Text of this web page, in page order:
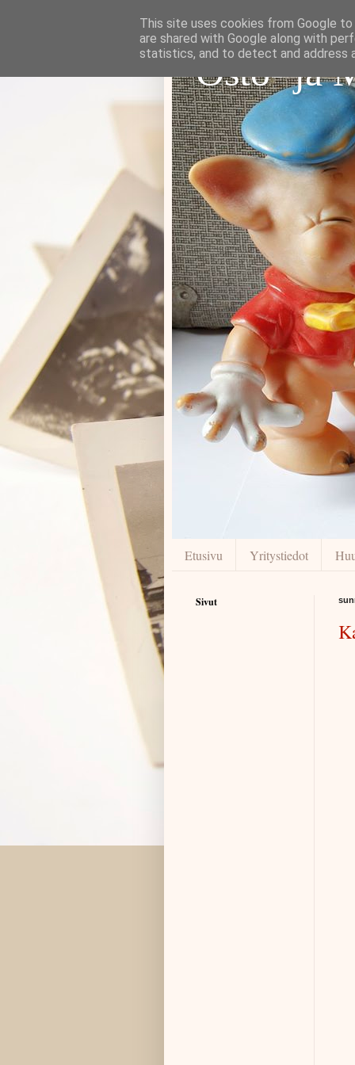
Osto- ja
Etusivu Yritystiedot
Sivut
This site uses cookies from Google
are shared with Google along with
statistics, and to detect and address